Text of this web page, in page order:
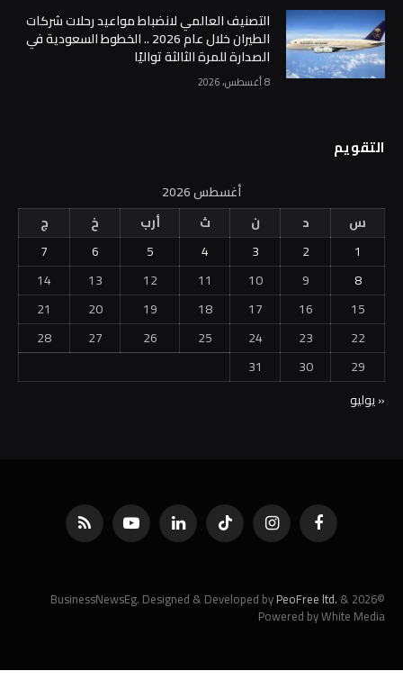
التصنيف العالمي لانضباط مواعيد رحلات شركات
الطيران خلال عام 2026 .. الخطوط السعودية في
الصدارة للمرة الثالثة تواليًا
8 أغسطس، 2026
التقويم
أغسطس 2026
س
د ن ث أرب خ
ج
1
2
3
4
5
6
7
8
9
10
11
12
13
14
15
16
17
18
19
20
21
22
23
24
25
26
27
28
29
30
31
« يوليو
فيسبوك الانستغرامتيكتوك لينكدإن يوتيوب RSS
©2026 BusinessNewsEg. Designed & Developed by
PeoFree ltd. &
Powered by White Media